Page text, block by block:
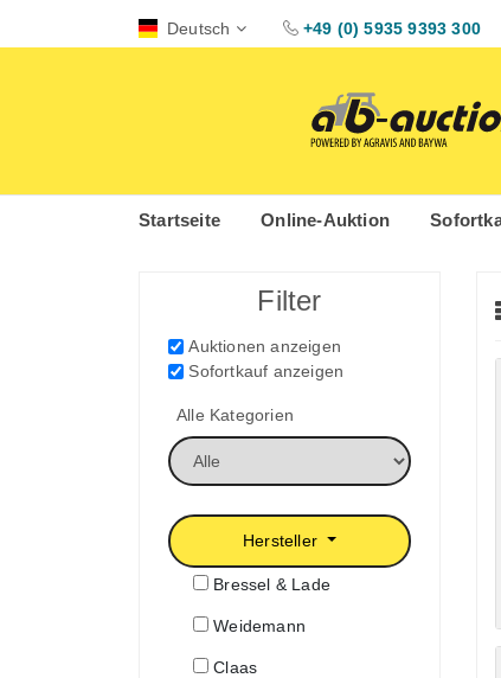
Deutsch +49 (0) 5935 9393 300
Startseite Online-Auktion
Filter
Auktionen anzeigen
Sofortkauf anzeigen
Alle Kategorien
Hersteller
Bressel & Lade
Weidemann
Claas